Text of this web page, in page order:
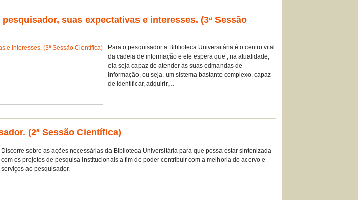
suas expectativas e interesses. (3ª Sessão
Para o pesquisador a Biblioteca Universitária é o centro vital
da cadeia de informação e ele espera que , na atualidade,
ela seja capaz de atender às suas edmandas de
informação, ou seja, um sistema bastante complexo, capaz
de identificar, adquirir,…
(2ª Sessão Científica)
Discorre sobre as ações necessárias da Biblioteca Universitária para que possa estar sintonizada
com os projetos de pesquisa institucionais a fim de poder contribuir com a melhoria do acervo e
serviços ao pesquisador.